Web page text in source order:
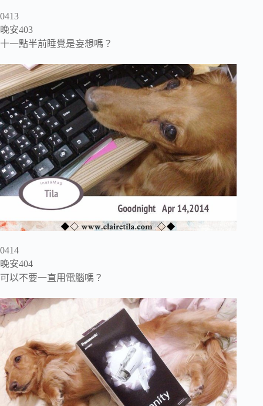
0413
晚安403
十一點半前睡覺是妄想嗎？
0414
晚安404
可以不要一直用電腦嗎？